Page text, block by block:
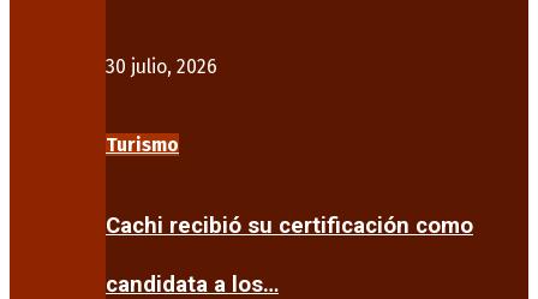
30 julio, 2026
Turismo
Cachi recibió su certificación como
candidata a los…